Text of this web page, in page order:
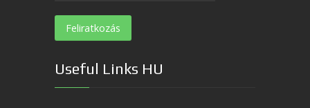
Useful Links HU